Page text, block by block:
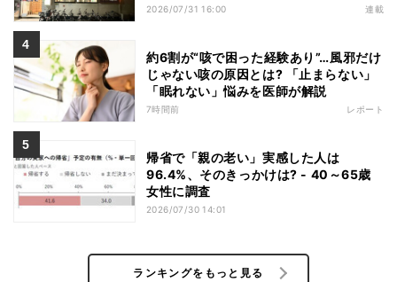
2026/07/31 16:00 連載
約6割が“咳で困った経験あり”…風邪だけ
じゃない咳の原因とは? 「止まらない」
「眠れない」悩みを医師が解説
7時間前 レポート
帰省で「親の老い」実感した人は
96.4%、そのきっかけは? - 40～65歳
女性に調査
2026/07/30 14:01
ランキングをもっと見る